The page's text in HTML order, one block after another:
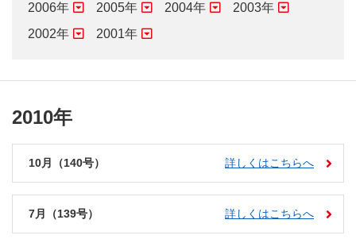
2006年
2005年 2004年
2003年
2002年
2001年
2010年
10月（140号） 詳しくはこちらへ
7月（139号） 詳しくはこちらへ